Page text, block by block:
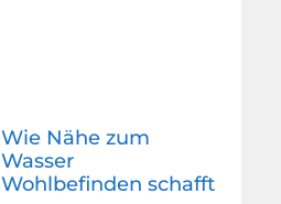
Wie Nähe zum
Wasser
Wohlbefinden schafft